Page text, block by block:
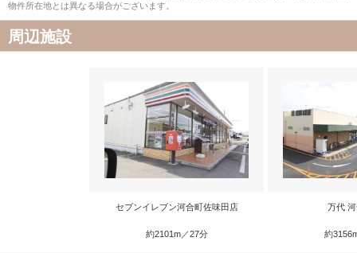
物件所在地とは異なる場合がございます。
周辺施設
セブンイレブン河合町佐味田店
約2101m／27分
万代
約